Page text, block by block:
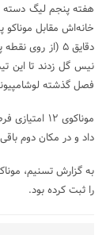
خانه‌اش مقابل موناکو
فصل گذشته لوشامپیونه پایان دهد و با ۶
داد و در مکان دوم
را ثبت کرده بود.